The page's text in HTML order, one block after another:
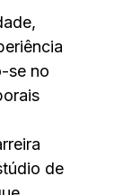
se no
de